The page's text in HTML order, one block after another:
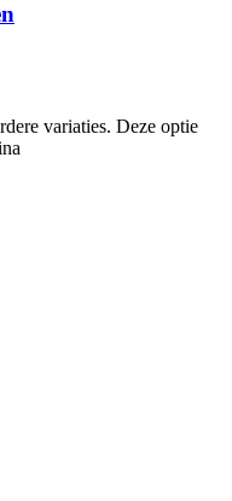
variaties. Deze optie